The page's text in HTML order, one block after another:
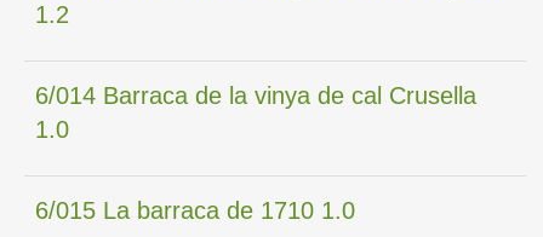
1.2
6/014 Barraca de la vinya de cal Crusella
1.0
6/015 La barraca de 1710 1.0